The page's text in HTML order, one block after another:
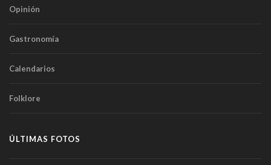
Opinión
Gastronomía
Calendarios
Folklore
ÚLTIMAS FOTOS